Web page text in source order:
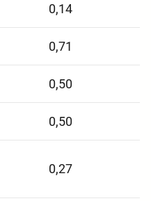
0,14
0,71
0,50
0,50
0,27